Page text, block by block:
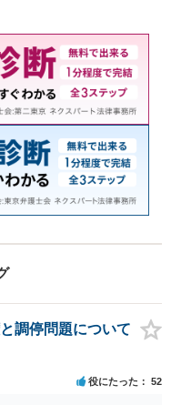
調停問題について
役にたった 52